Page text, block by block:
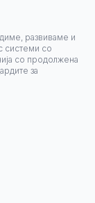
развиваме и
системи со
со продолжена
за